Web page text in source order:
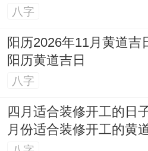
八字
阳历2026年11月黄道吉
阳历黄道吉日
八字
四月适合装修开工的日
月份适合装修开工的黄